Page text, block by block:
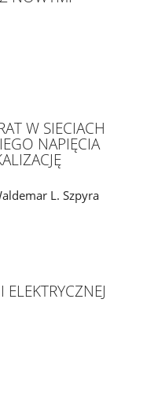
W SIECIACH
NAPIĘCIA
L. Szpyra